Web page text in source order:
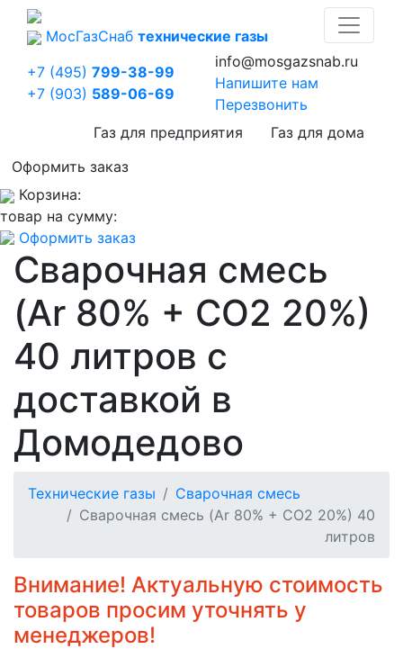
МосГазСнаб технические газы
+7 (495) 799-38-99
+7 (903) 589-06-69
info@mosgazsnab.ru
Напишите нам
Перезвонить
Газ для предприятия
Газ для дома
Оформить заказ
Корзина:
товар на сумму:
Оформить заказ
Сварочная смесь
(Ar 80% + CO2 20%)
40 литров с
доставкой в
Домодедово
Технические газы
Сварочная смесь
Сварочная смесь (Ar 80% + CO2 20%) 40
литров
Внимание! Актуальную стоимость
товаров просим уточнять у
менеджеров!